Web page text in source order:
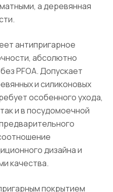
а деревянная
антипригарное
абсолютно
PFOA. Допускает
и силиконовых
особенного ухода,
и в посудомоечной
дизайна и
качества.
покрытием